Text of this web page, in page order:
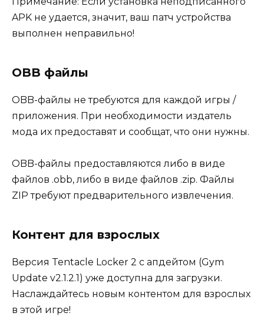
APK не удается, значит, ваш патч устройства
выполнен неправильно!
OBB файлы
OBB-файлы не требуются для каждой игры /
приложения. При необходимости издатель
мода их предоставят и сообщат, что они нужны.
OBB-файлы предоставляются либо в виде
файлов .obb, либо в виде файлов .zip. Файлы
ZIP требуют предварительного извлечения.
Контент для взрослых
Версия Tentacle Locker 2 с апдейтом (Gym
Update v2.1.2.1) уже доступна для загрузки.
Наслаждайтесь новым контентом для взрослых
в этой игре!